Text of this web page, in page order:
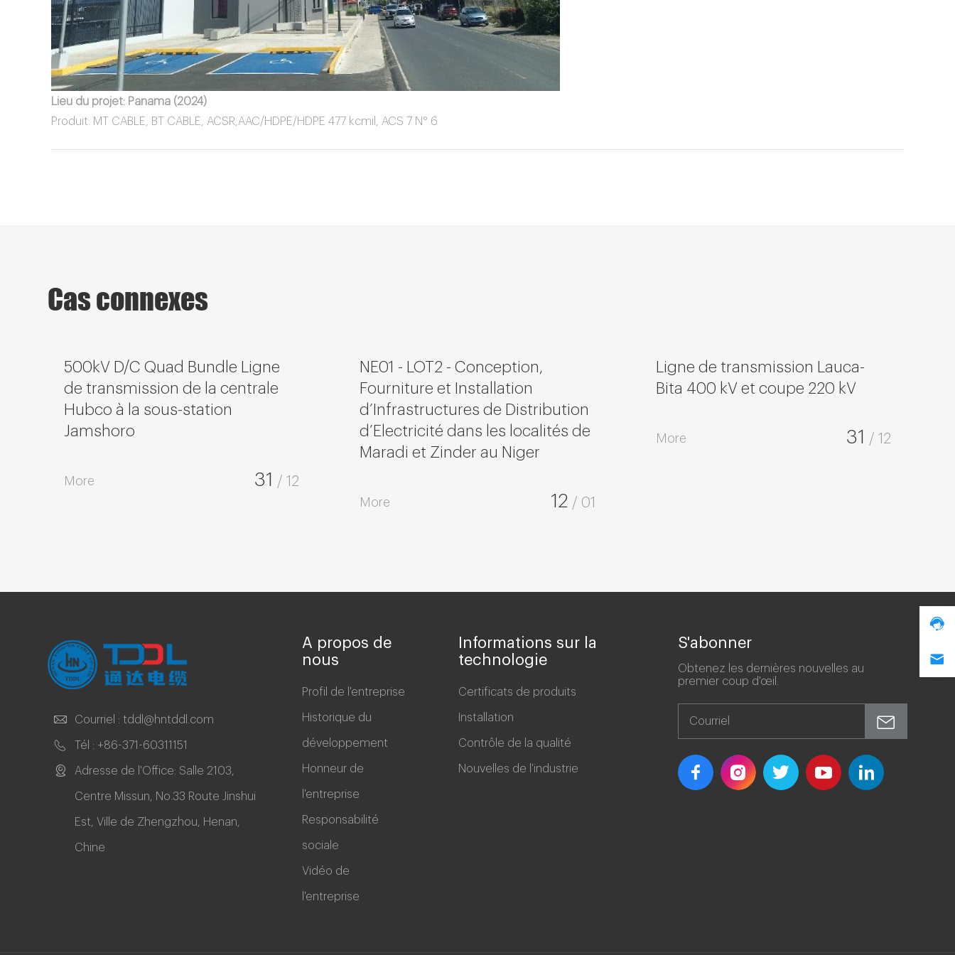
Lieu du projet: Panama (2024)
Produit: MT CABLE, BT CABLE, ACSR,AAC/HDPE/HDPE 477 kcmil, ACS 7 N° 6
Cas connexes
500kV D/C Quad Bundle Ligne
de transmission de la centrale
Hubco à la sous-station
Jamshoro
More 31 / 12
NE01 - LOT2 - Conception,
Fourniture et Installation
d’Infrastructures de Distribution
d’Electricité dans les localités de
Maradi et Zinder au Niger
More 12 / 01
Ligne de transmission Lauca-
Bita 400 kV et coupe 220 kV
More 31 / 12
Courriel : tddl@hntddl.com
Tél : +86-371-60311151
Adresse de l'Office: Salle 2103,
Centre Missun, No.33 Route Jinshui
Est, Ville de Zhengzhou, Henan,
Chine
A propos de
nous
Profil de l'entreprise
Historique du
développement
Honneur de
l'entreprise
Responsabilité
sociale
Vidéo de
l'entreprise
Informations sur la
technologie
Certificats de produits
Installation
Contrôle de la qualité
Nouvelles de l'industrie
S'abonner
Obtenez les dernières nouvelles au
premier coup d'œil.